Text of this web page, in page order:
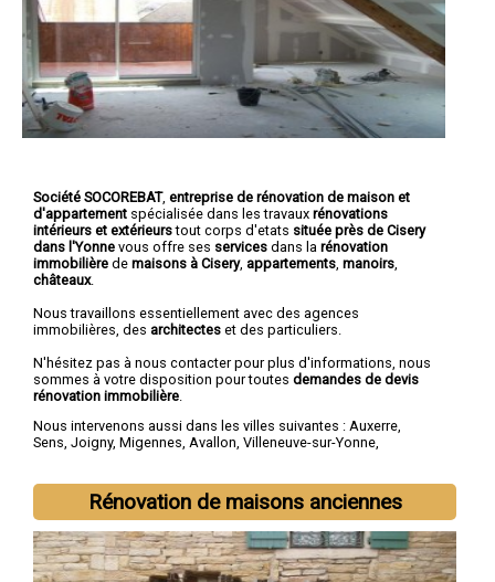
Société SOCOREBAT, entreprise de rénovation de maison et
d'appartement spécialisée dans les travaux rénovations
intérieurs et extérieurstout corps d'etats située près de Cisery
dans l'Yonne vous offre ses services dans la rénovation
immobilière de maisons à Cisery, appartements manoirs
châteaux.
Nous travaillons essentiellement avec des agences
immobilières, des architectes et des particuliers.
N'hésitez pas à nous contacter pour plus d'informations, nous
sommes à votre disposition pour toutes demandes de devis
rénovation immobilière
Nous intervenons aussi dans les villes suivantes : Auxerre,
Sens, Joigny, Migennes, Avallon, Villeneuve-sur-Yonne,
Rénovation de maisons anciennes